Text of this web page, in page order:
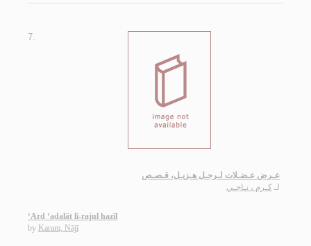
7.
عـرض عـضـلات لـرجـل هـزيـل، قـصـص
لـ كـرم ، نـاجـي
‘Arḍ ‘aḍalāt li-rajul hazīl
by Karam, Nājī